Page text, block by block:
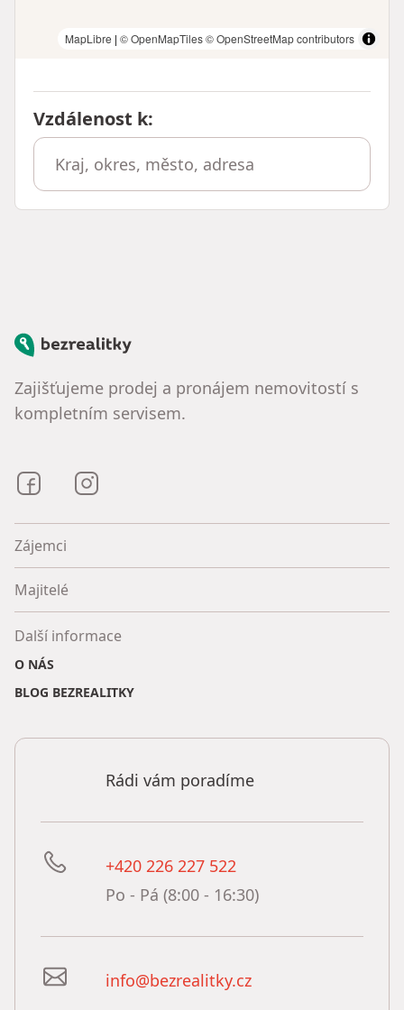
MapLibre | © OpenMapTiles© OpenStreetMap contributors
Vzdálenost k:
Bezrealitky
Zajišťujeme prodej a pronájem nemovitostí s
kompletním servisem.
Bezrealitky na Facebooku
Zájemci
Majitelé
Další informace
O NÁS
BLOG BEZREALITKY
Rádi vám poradíme
+420 226 227 522
Po - Pá (8:00 - 16:30)
info@bezrealitky.cz